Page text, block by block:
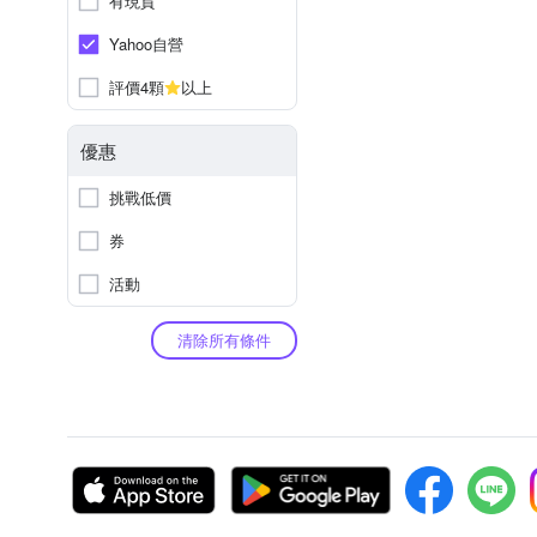
Yahoo自營
評價4顆
以上
優惠
挑戰低價
券
活動
清除所有條件